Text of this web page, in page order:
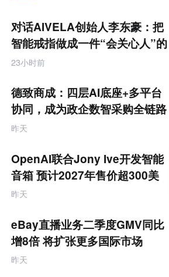
来
零
售
跨
境
商
产
业
互
联
网
对话AIVELA创始人李东豪：把
智能戒指做成一件“会关心人”的
饰品
23小时前
德致商成：四层AI底座+多平台
协同，成为政企数智采购全链路
服务商
昨天
OpenAI联合Jony Ive开发智能
音箱 预计2027年售价超300美
元
昨天
eBay直播业务二季度GMV同比
增8倍 将扩张更多国际市场
昨天